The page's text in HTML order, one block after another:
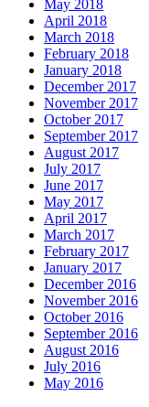
May 2018
April 2018
March 2018
February 2018
January 2018
December 2017
November 2017
October 2017
September 2017
August 2017
July 2017
June 2017
May 2017
April 2017
March 2017
February 2017
January 2017
December 2016
November 2016
October 2016
September 2016
August 2016
July 2016
May 2016